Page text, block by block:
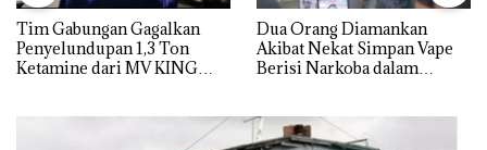
Tim Gabungan Gagalkan
Penyelundupan 1,3 Ton
Ketamine dari MV KING
Dua Orang Diamankan
Akibat Nekat Simpan Vape
Berisi Narkoba dalam